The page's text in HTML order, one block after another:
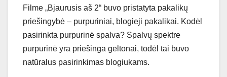
Filme „Bjaurusis aš 2“ buvo pristatyta pakalikų
priešingybė – purpuriniai, blogieji pakalikai. Kodėl
pasirinkta purpurinė spalva? Spalvų spektre
purpurinė yra priešinga geltonai, todėl tai buvo
natūralus pasirinkimas blogiukams.